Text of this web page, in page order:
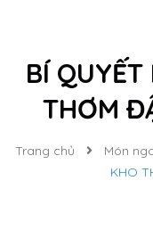
BÍ
THƠM
Trang chủ Món
KHO